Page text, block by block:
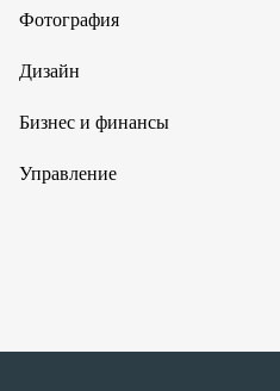
Фотография
Дизайн
Бизнес и финансы
Управление